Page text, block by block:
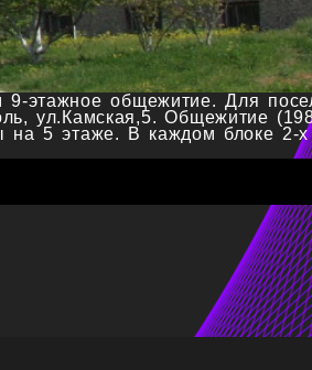
9-этажное общежитие. Для
ул.Камская,5. Общежитие
на 5 этаже. В каждом блоке 2-